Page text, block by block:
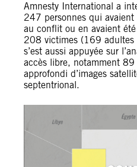
Amnesty International a
247 personnes qui
au conflit ou en avaient
208 victimes (169 adultes
s’est aussi appuyée sur
accès libre, notamment 89
approfondi d’images
septentrional.